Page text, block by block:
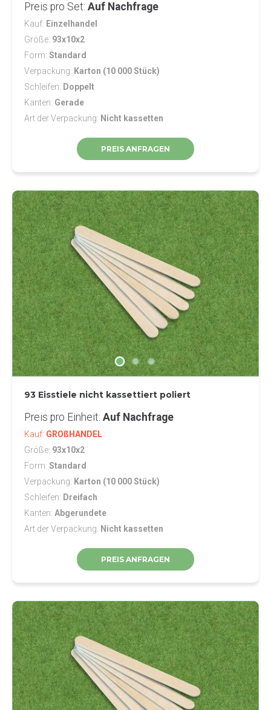
Preis pro Set Auf Nachfrage
Kauf Einzelhandel
Größe 93x10x2
Form Standard
Verpackung
Karton (10 000 Stück)
Schleifen
Doppelt
Kanten Gerade
Art der Verpackung
Nicht kassetten
PREIS ANFRAGEN
93 Eisstiele nicht kassettiert poliert
Preis pro Einheit Auf Nachfrage
Kauf GROßHANDEL
Größe 93x10x2
Form Standard
Verpackung Karton (10 000 Stück)
Schleifen Dreifach
Kanten Abgerundete
Art der Verpackung Nicht kassetten
PREIS ANFRAGEN